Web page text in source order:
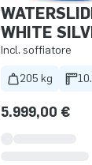
WHITE
Incl. soffiatore
205 kg
5.999,00 €